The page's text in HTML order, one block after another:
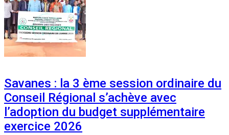
Savanes : la 3 ème session ordinaire du
Conseil Régional s’achève avec
l’adoption du budget supplémentaire
exercice 2026